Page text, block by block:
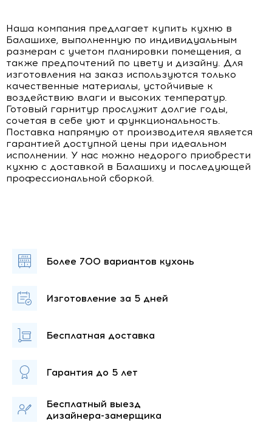
Наша компания предлагает купить кухню в
Балашихе, выполненную по индивидуальным
размерам с учетом планировки помещения, а
также предпочтений по цвету и дизайну. Для
изготовления на заказ используются только
качественные материалы, устойчивые к
воздействию влаги и высоких температур.
Готовый гарнитур прослужит долгие годы,
сочетая в себе уют и функциональность.
Поставка напрямую от производителя является
гарантией доступной цены при идеальном
исполнении. У нас можно недорого приобрести
кухню с доставкой в Балашиху и последующей
профессиональной сборкой.
Более 700 вариантов кухонь
Изготовление за 5 дней
Бесплатная доставка
Гарантия до 5 лет
Бесплатный выезд
дизайнера-замерщика